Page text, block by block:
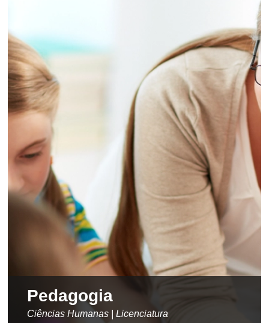
Pedagogia
Ciências Humanas | Licenciatura